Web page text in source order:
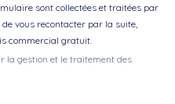
sont collectées et traitées par
vous recontacter par la suite,
commercial gratuit.
la gestion et le traitement des